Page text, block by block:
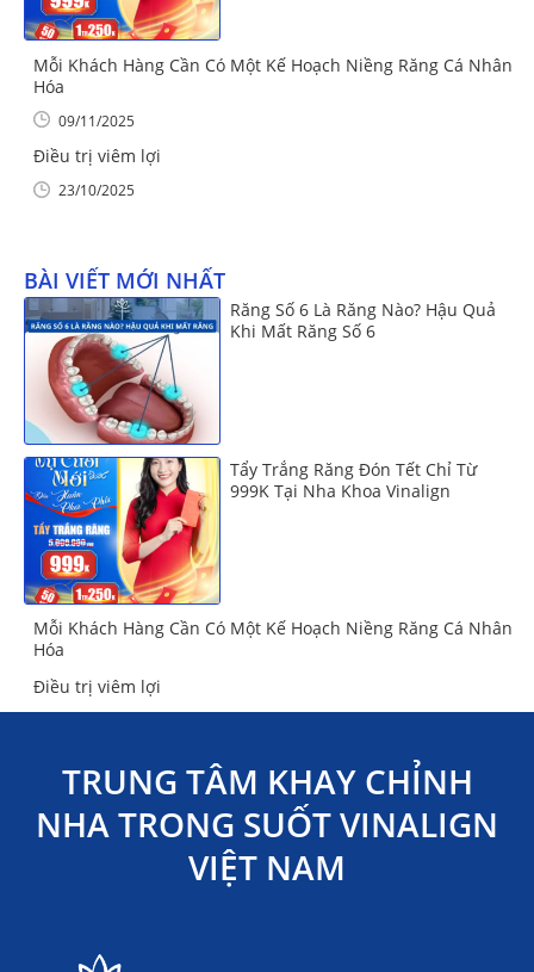
Mỗi Khách Hàng Cần Có Một Kế Hoạch Niềng Răng Cá Nhân
Hóa
09/11/2025
Điều trị viêm lợi
23/10/2025
BÀI VIẾT MỚI NHẤT
Răng Số 6 Là Răng Nào? Hậu Quả
Khi Mất Răng Số 6
Tẩy Trắng Răng Đón Tết Chỉ Từ
999K Tại Nha Khoa Vinalign
Mỗi Khách Hàng Cần Có Một Kế Hoạch Niềng Răng Cá Nhân
Hóa
Điều trị viêm lợi
TRUNG TÂM KHAY CHỈNH
NHA TRONG SUỐT VINALIGN
VIỆT NAM